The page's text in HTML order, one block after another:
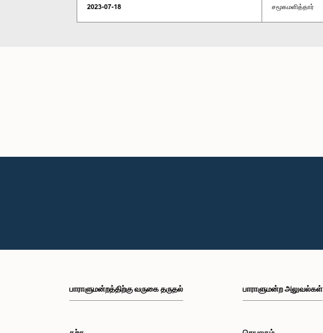
2023-07-18 சமூகமளித்தார்
பாராளுமன்றத்திற்கு வருகை தருதல் பாராளுமன்ற அலுவல்கள்